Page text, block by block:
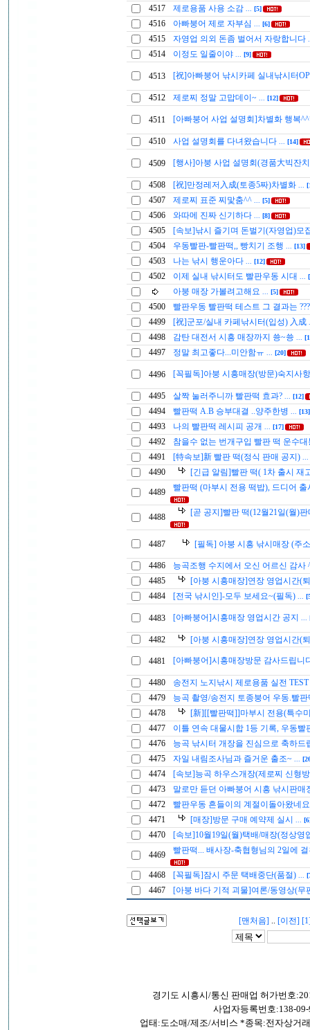
4517 제로용품 사용 소감 [5]
4516 아빠붕어 제로 자부심 [6]
4515 자영업 의외 돈좀 벌어서 자랑합니다
4514 이정도 일줄이야 [9]
4513 [祝]아빠붕어 낚시카페 실내낚시터
4512 제로찌 정말 고맙데이~ [12]
4511 [아빠붕어 사업 설명회]차별화 행복
4510 사업 설명회를 다녀왔습니다 [14]
4509 [행사]아붕 사업 설명회(경품大빅잔
4508 [祝]만정레저入成(토종5짜)차별화
4507 제로찌 표준 찌맟춤^^ [5]
4506 와따메 진짜 신기하다 [8]
4505
[속보]낚시 즐기며 돈벌기(자영업)모
4504
우동빨판-빨판떡,, 빵치기 조행 [13]
4503 나는 낚시 행운아다 [12]
4502 이제 실내 낚시터도 빨판우동 시대
아붕 매장 가볼려고해요 [5]
4500
빨판우동 빨판떡 테스트 그 결과는
4499
[祝]군포/실내 카페낚시터(입성) 入成
4498 감탄 대전서 시흥 매장까지 쑝~쑝
4497 정말 최고좋다...미안함ㅠ [20]
4496 [꼭필독]아붕 시흥매장(방문)숙지사
4495 살짝 눌러주니까 빨판떡 효과? [12]
4494 빨판떡 A.B 승부대결 ..양주한병 [13]
4493 나의 빨판떡 레시피 공개 [17]
4492
참을수 없는 번개구입 빨판 떡 운수
4491
[特속보]新 빨판 떡(정식 판매 공지)
4490 [긴급 알림]빨판 떡( 1차 출시 재
4489 빨판떡 (마부시 전용 떡밥), 드디어
4488 [곧 공지]빨판 떡(12월21일(월)
4487 [필독] 아붕 시흥 낚시매장 (주
4486
능곡조행 수지에서 오신 어르신 감사
4485
[아붕 시흥매장]연장 영업시간(
4484
[전국 낚시인]-모두 보세요~(필독)
4483 [아빠붕어]시흥매장 영업시간 공지
4482 [아붕 시흥매장]연장 영업시간(
4481 [아빠붕어]시흥매장방문 감사드립니
4480
송전지 노지낚시 제로용품 실전 TEST
4479
능곡 촬영/송전지 토종붕어 우동.빨
4478
[新][[빨판떡]]마부시 전용(특수
4477
이틀 연속 대물시합 1등 기록, 우동빨
4476
능곡 낚시터 개장을 진심으로 축하드
4475
자일 내림조사님과 즐거운 출조~
4474
[속보]능곡 하우스개장(제로찌 신형
4473
말로만 듣던 아빠붕어 시흥 낚시판매
4472
빨판우동 흔들이의 계절이돌아왔네
4471
[매장]방문 구매 예약제 실시
4470 [속보]10월19일(월)택배/매장(정상영
4469 빨판떡... 배사장-축협형님의 2일에
4468 [꼭필독]잠시 주문 택배중단(품절)
4467 [아붕 바다 기적 괴물]여론/동영상(무
[맨처음] .. [이전]
경기도 시흥시/통신 판매업 허가번호
사업자등록번호:138-09-
업태:도소매/제조/서비스 *종목:전자상거